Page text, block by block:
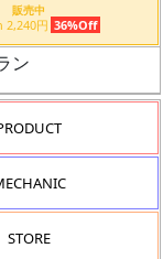
販売中
Amazon 2,240円 36%Off
ン
STORE